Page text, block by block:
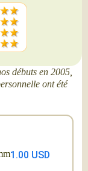
débuts en 2005,
ont été
1.00 USD